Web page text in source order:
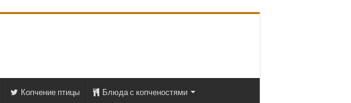
Копчение птицы Блюда с копченостями